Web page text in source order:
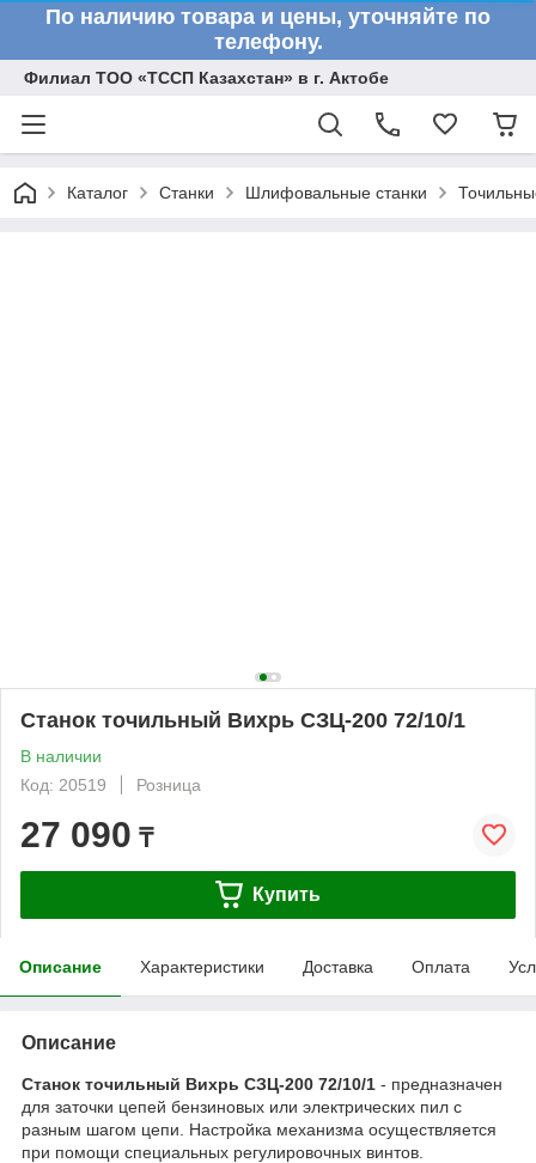
По наличию товара и цены, уточняйте по
телефону.
Филиал ТОО «ТССП Казахстан» в г. Актобе
Каталог Станки Шлифовальные станки
Станок точильный Вихрь СЗЦ-200 72/10/1
В наличии
Код: 20519
Розница
27 090 ₸
Купить
Описание Характеристики Доставка Оплата
Описание
Станок точильный Вихрь СЗЦ-200 72/10/1 - предназначен
для заточки цепей бензиновых или электрических пил с
разным шагом цепи. Настройка механизма осуществляется
при помощи специальных регулировочных винтов.